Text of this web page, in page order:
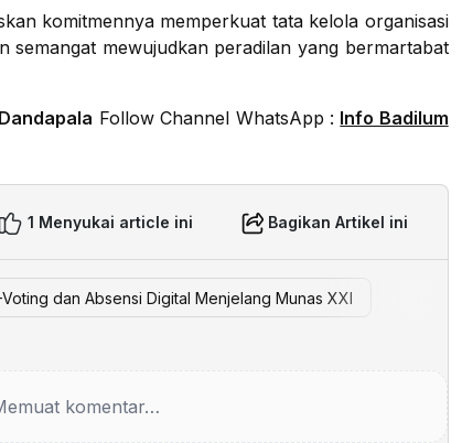
komitmennya memperkuat tata kelola organisasi
semangat mewujudkan peradilan yang bermartabat
Follow Channel WhatsApp : Info Badilum
1 Menyukai article ini Bagikan Artikel ini
dan Absensi Digital Menjelang Munas XXI
komentar…